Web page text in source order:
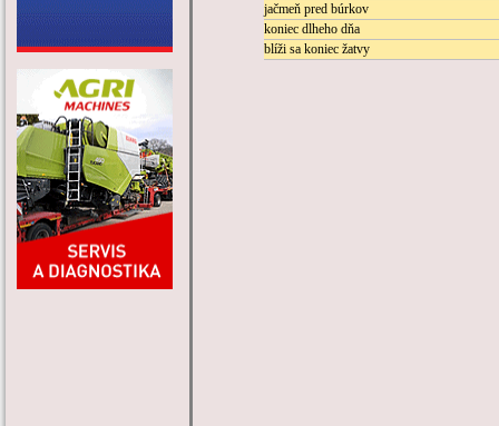
jačmeň pred búrkov
koniec dlheho dňa
blíži sa koniec žatvy